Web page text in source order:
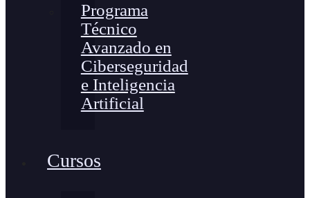
Programa
Técnico
Avanzado en
Ciberseguridad
e Inteligencia
Artificial
Cursos